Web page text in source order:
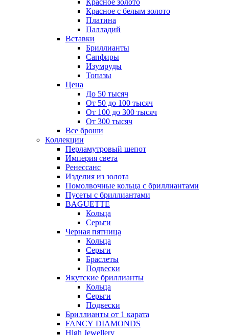
Красное золото
Красное с белым золото
Платина
Палладий
Вставки
Бриллианты
Сапфиры
Изумруды
Топазы
Цена
До 50 тысяч
От 50 до 100 тысяч
От 100 до 300 тысяч
От 300 тысяч
Все броши
Коллекции
Перламутровый шепот
Империя света
Ренессанс
Изделия из золота
Помолвочные кольца с бриллиантами
Пусеты с бриллиантами
BAGUETTE
Кольца
Серьги
Черная пятница
Кольца
Серьги
Браслеты
Подвески
Якутские бриллианты
Кольца
Серьги
Подвески
Бриллианты от 1 карата
FANCY DIAMONDS
High Jewellery